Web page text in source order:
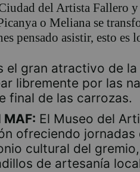
del Artista Fallero y
o Meliana se
pensado asistir, esto es
el gran atractivo de
libremente por las
final de las carrozas.
El Museo del
ofreciendo
cultural del
de artesanía